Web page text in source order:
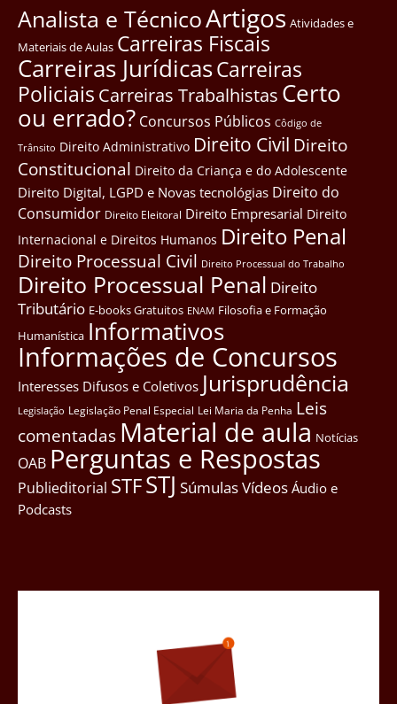
Analista e TécnicoArtigos Atividades e
Materiais de Aulas Carreiras Fiscais
Carreiras JurídicasCarreiras
Policiais Carreiras Trabalhistas Certo
ou errado? Concursos Públicos Côdigo de
Trânsito Direito Administrativo Direito Civil Direito
Constitucional Direito da Criança e do Adolescente
Direito Digital, LGPD e Novas tecnológias Direito do
Consumidor Direito Eleitoral Direito Empresarial Direito
Internacional e Direitos Humanos Direito Penal
Direito Processual Civil Direito Processual do Trabalho
Direito Processual Penal Direito
Tributário E-books Gratuitos ENAM Filosofia e Formação
Humanística Informativos
Informações de Concursos
Interesses Difusos e Coletivos Jurisprudência
Legislação Legislação Penal Especial Lei Maria da Penha Leis
comentadas Material de aula Notícias
OAB Perguntas e Respostas
Publieditorial STFSTJ SúmulasVídeos Áudio e
Podcasts